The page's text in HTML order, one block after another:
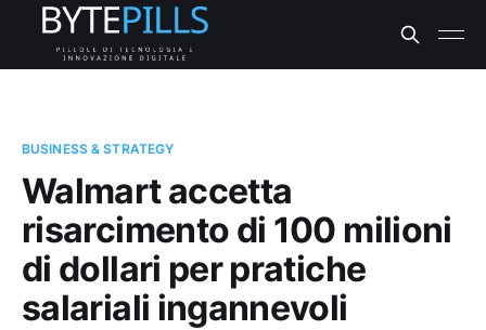
BUSINESS & STRATEGY
Walmart accetta
risarcimento di 100 milioni
di dollari per pratiche
salariali ingannevoli